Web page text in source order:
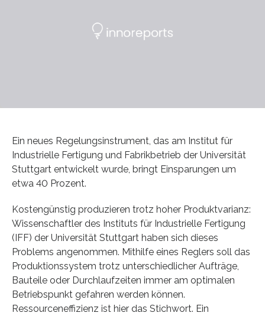
Ein neues Regelungsinstrument, das am Institut für
Industrielle Fertigung und Fabrikbetrieb der Universität
Stuttgart entwickelt wurde, bringt Einsparungen um
etwa 40 Prozent.
Kostengünstig produzieren trotz hoher Produktvarianz:
Wissenschaftler des Instituts für Industrielle Fertigung
(IFF) der Universität Stuttgart haben sich dieses
Problems angenommen. Mithilfe eines Reglers soll das
Produktionssystem trotz unterschiedlicher Aufträge,
Bauteile oder Durchlaufzeiten immer am optimalen
Betriebspunkt gefahren werden können.
Ressourceneffizienz ist hier das Stichwort. Ein